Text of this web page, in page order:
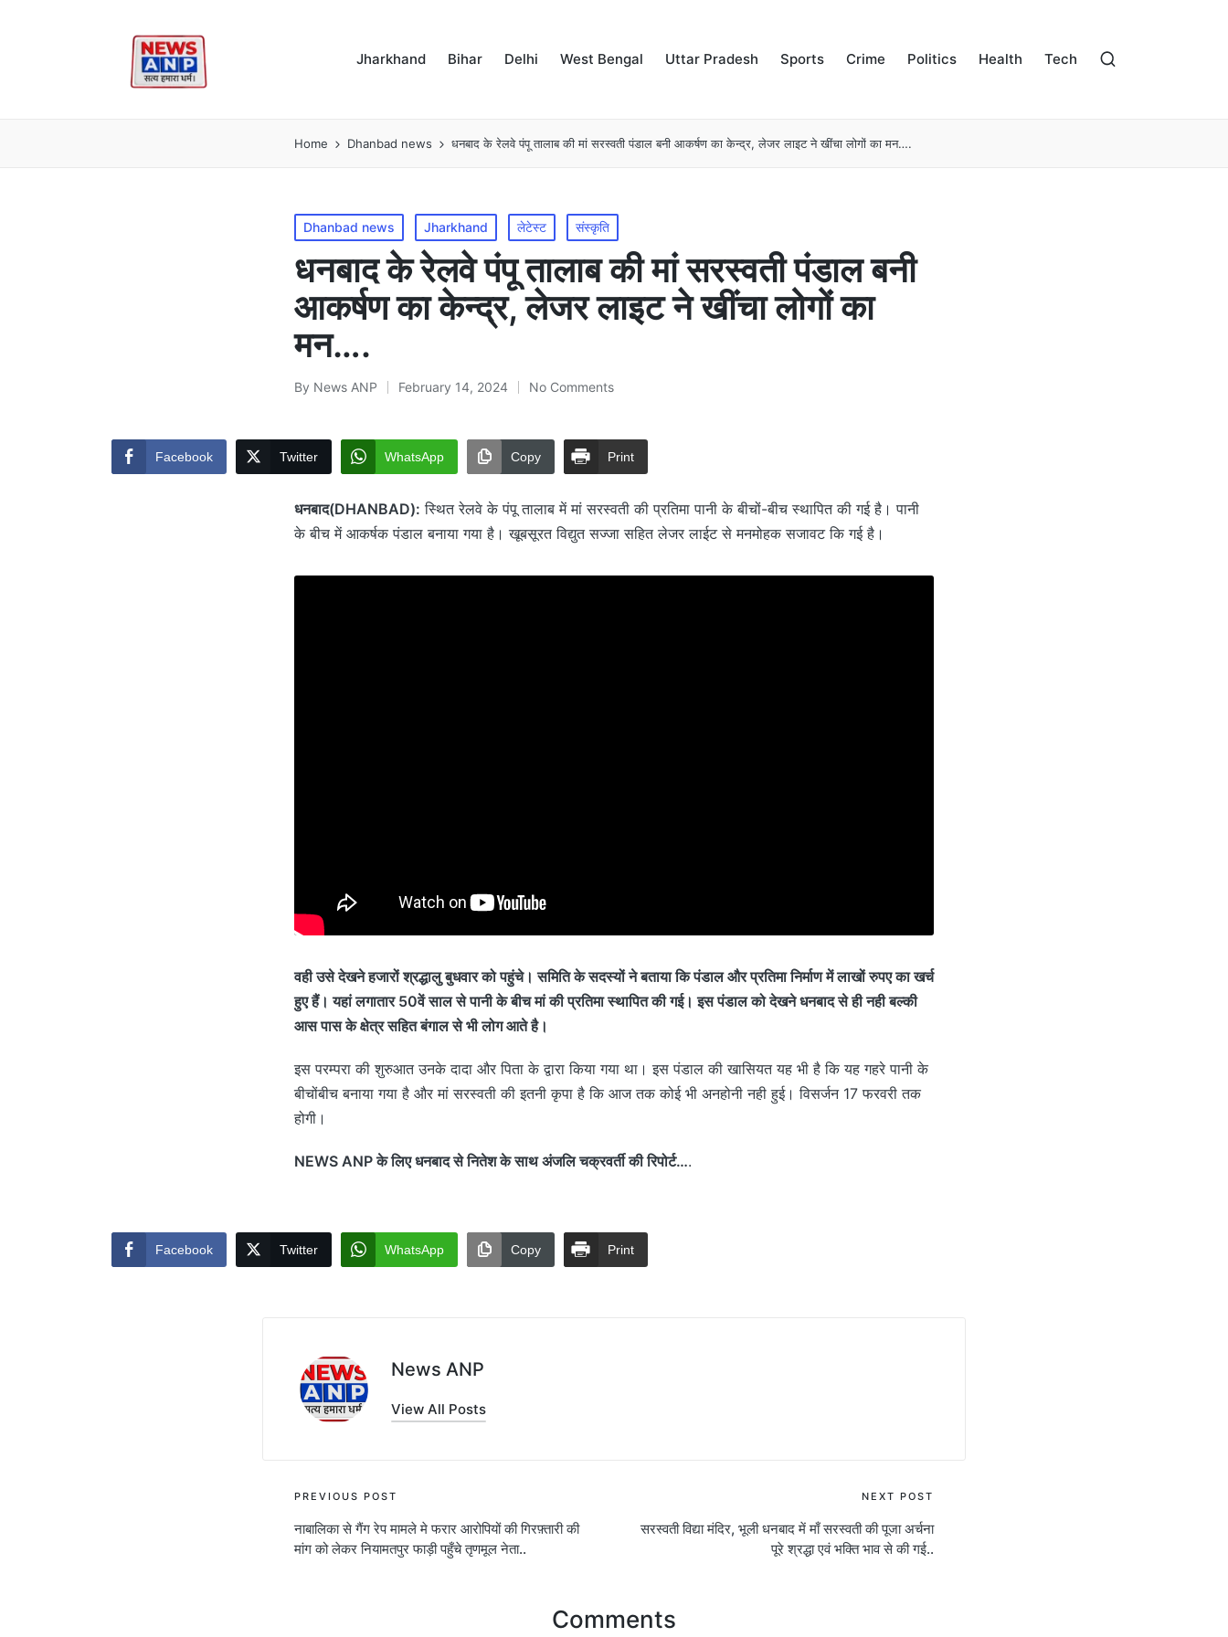
Jharkhand Bihar Delhi West Bengal Uttar Pradesh Sports Crime Politics Health Tech
Home Dhanbad news धनबाद के रेलवे पंपू तालाब की मां सरस्वती पंडाल बनी आकर्षण का केन्द्र, लेजर लाइट ने खींचा लोगों का मन….
Posted
in
Dhanbad news Jharkhand लेटेस्ट संस्कृति
धनबाद के रेलवे पंपू तालाब की मां सरस्वती पंडाल बनी
आकर्षण का केन्द्र, लेजर लाइट ने खींचा लोगों का
मन….
Posted
By News ANP February 14, 2024 No Comments
Facebook Twitter WhatsApp Copy Print
धनबाद(DHANBAD): स्थित रेलवे के पंपू तालाब में मां सरस्वती की प्रतिमा पानी के बीचों-बीच स्थापित की गई है। पानी
के बीच में आकर्षक पंडाल बनाया गया है। खूबसूरत विद्युत सज्जा सहित लेजर लाईट से मनमोहक सजावट कि गई है।
वही उसे देखने हजारों श्रद्धालु बुधवार को पहुंचे। समिति के सदस्यों ने बताया कि पंडाल और प्रतिमा निर्माण में लाखों रुपए का खर्च
हुए हैं। यहां लगातार 50वें साल से पानी के बीच मां की प्रतिमा स्थापित की गई। इस पंडाल को देखने धनबाद से ही नही बल्की
आस पास के क्षेत्र सहित बंगाल से भी लोग आते है।
इस परम्परा की शुरुआत उनके दादा और पिता के द्वारा किया गया था। इस पंडाल की खासियत यह भी है कि यह गहरे पानी के
बीचोंबीच बनाया गया है और मां सरस्वती की इतनी कृपा है कि आज तक कोई भी अनहोनी नही हुई। विसर्जन 17 फरवरी तक
होगी।
NEWS ANP के लिए धनबाद से नितेश के साथ अंजलि चक्रवर्ती की रिपोर्ट….
Facebook Twitter WhatsApp Copy Print
News ANP
View All Posts
Post
navigation
PREVIOUS POST
नाबालिका से गैंग रेप मामले मे फरार आरोपियों की गिरफ़्तारी की
मांग को लेकर नियामतपुर फाड़ी पहुँचे तृणमूल नेता..
NEXT POST
सरस्वती विद्या मंदिर, भूली धनबाद में माँ सरस्वती की पूजा अर्चना
पूरे श्रद्धा एवं भक्ति भाव से की गई..
Comments